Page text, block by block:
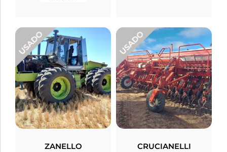
ZANELLO CRUCIANELLI